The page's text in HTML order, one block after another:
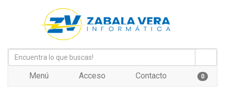
Menú Acceso Contacto 0